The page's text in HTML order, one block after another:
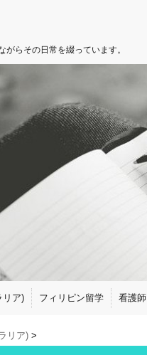
らその日常を綴っています。
リア) フィリピン留学 看護師
リア) >